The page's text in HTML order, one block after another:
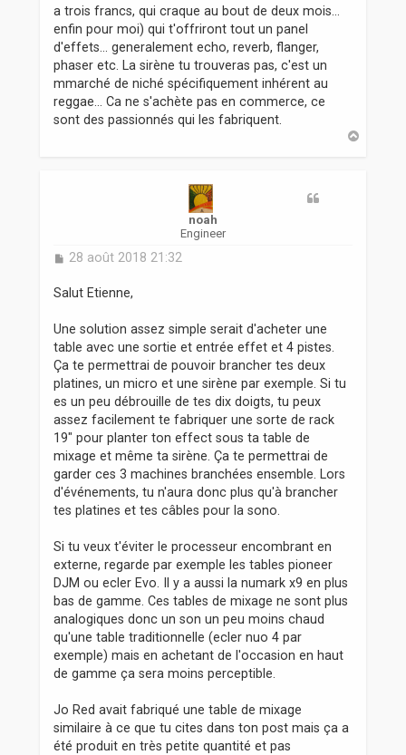
a trois francs, qui craque au bout de deux mois...
enfin pour moi) qui t'offriront tout un panel
d'effets... generalement echo, reverb, flanger,
phaser etc. La sirène tu trouveras pas, c'est un
mmarché de niché spécifiquement inhérent au
reggae... Ca ne s'achète pas en commerce, ce
sont des passionnés qui les fabriquent.
noah
Engineer
M
s
g
e
28 août 2018 21:32
Salut Etienne,
Une solution assez simple serait d'acheter une
table avec une sortie et entrée effet et 4 pistes.
Ça te permettrai de pouvoir brancher tes deux
platines, un micro et une sirène par exemple. Si tu
es un peu débrouille de tes dix doigts, tu peux
assez facilement te fabriquer une sorte de rack
19" pour planter ton effect sous ta table de
mixage et même ta sirène. Ça te permettrai de
garder ces 3 machines branchées ensemble. Lors
d'événements, tu n'aura donc plus qu'à brancher
tes platines et tes câbles pour la sono.
Si tu veux t'éviter le processeur encombrant en
externe, regarde par exemple les tables pioneer
DJM ou ecler Evo. Il y a aussi la numark x9 en plus
bas de gamme. Ces tables de mixage ne sont plus
analogiques donc un son un peu moins chaud
qu'une table traditionnelle (ecler nuo 4 par
exemple) mais en achetant de l'occasion en haut
de gamme ça sera moins perceptible.
Jo Red avait fabriqué une table de mixage
similaire à ce que tu cites dans ton post mais ça a
été produit en très petite quantité et pas